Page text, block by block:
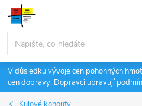
Přejít
obsah
V důsledku vývoje cen pohonných
cen dopravy. Dopravci upravují